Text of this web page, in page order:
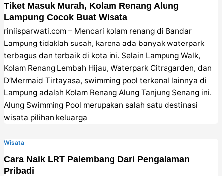
Tiket Masuk Murah, Kolam Renang Alung
Lampung Cocok Buat Wisata
riniisparwati.com – Mencari kolam renang di Bandar
Lampung tidaklah susah, karena ada banyak waterpark
terbagus dan terbaik di kota ini. Selain Lampung Walk,
Kolam Renang Lembah Hijau, Waterpark Citragarden, dan
D’Mermaid Tirtayasa, swimming pool terkenal lainnya di
Lampung adalah Kolam Renang Alung Tanjung Senang ini.
Alung Swimming Pool merupakan salah satu destinasi
wisata pilihan keluarga
Wisata
Cara Naik LRT Palembang Dari Pengalaman
Pribadi